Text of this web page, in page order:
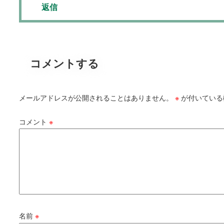
返信
コメントする
メールアドレスが公開されることはありません。 ※が付いてい
コメント ※
名前※